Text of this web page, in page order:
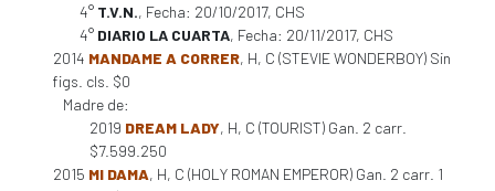
4° T.V.N., Fecha: 20/10/2017, CHS
4° DIARIO LA CUARTA, Fecha: 20/11/2017, CHS
2014 MANDAME A CORRER, H, C (STEVIE WONDERBOY) Sin
figs. cls. $0
Madre de:
2019 DREAM LADY, H, C (TOURIST) Gan. 2 carr.
$7.599.250
2015 MI DAMA, H, C (HOLY ROMAN EMPEROR) Gan. 2 carr. 1